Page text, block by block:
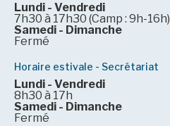
Lundi - Vendredi
7h30 à 17h30 (Camp : 9h-16h)
Samedi - Dimanche
Fermé
Horaire estivale - Secrétariat
Lundi - Vendredi
8h30 à 17h
Samedi - Dimanche
Fermé